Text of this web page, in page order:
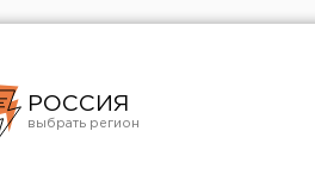
РОССИЯ